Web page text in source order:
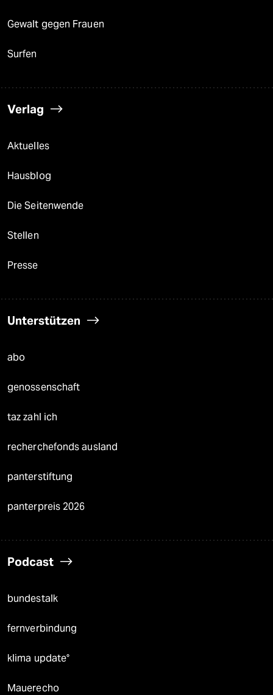
Gewalt gegen Frauen
Surfen
Verlag
Aktuelles
Hausblog
Die Seitenwende
Stellen
Presse
Unterstützen
abo
genossenschaft
taz zahl ich
recherchefonds ausland
panterstiftung
panterpreis 2026
Podcast
bundestalk
fernverbindung
klima update°
Mauerecho